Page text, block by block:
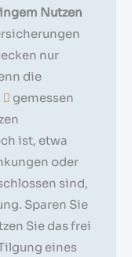
Nutzen
nur
die
gemessen
ist, etwa
oder
sind,
Sparen Sie
Sie das frei
eines